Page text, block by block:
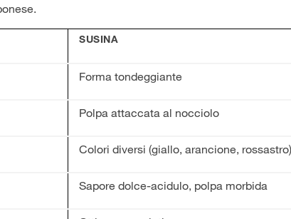
SUSINA
Forma tondeggiante
Polpa attaccata al nocciolo
Colori diversi (giallo, arancione,
Sapore dolce-acidulo, polpa morbida